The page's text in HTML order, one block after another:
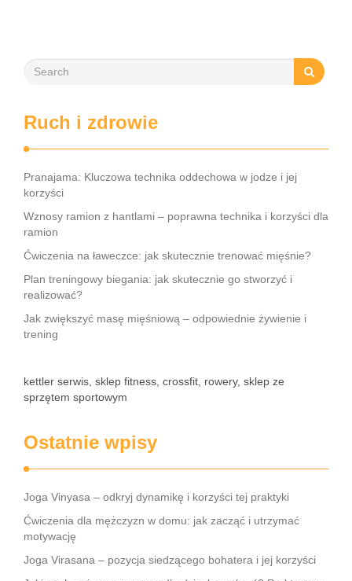
Ruch i zdrowie
Pranajama: Kluczowa technika oddechowa w jodze i jej
korzyści
Wznosy ramion z hantlami – poprawna technika i korzyści dla
ramion
Ćwiczenia na ławeczce: jak skutecznie trenować mięśnie?
Plan treningowy biegania: jak skutecznie go stworzyć i
realizować?
Jak zwiększyć masę mięśniową – odpowiednie żywienie i
trening
kettler serwis, sklep fitness, crossfit, rowery, sklep ze
sprzętem sportowym
Ostatnie wpisy
Joga Vinyasa – odkryj dynamikę i korzyści tej praktyki
Ćwiczenia dla mężczyzn w domu: jak zacząć i utrzymać
motywację
Joga Virasana – pozycja siedzącego bohatera i jej korzyści